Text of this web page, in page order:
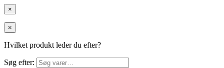
×
×
Hvilket produkt leder du efter?
Søg efter: